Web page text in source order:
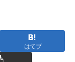
はてブ